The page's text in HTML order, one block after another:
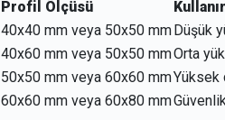
Profil Ölçüsü
40x40 mm veya 50x50 mmDüşük
40x60 mm veya 50x50 mmOrta
50x50 mm veya 60x60 mm
60x60 mm veya 60x80 mm